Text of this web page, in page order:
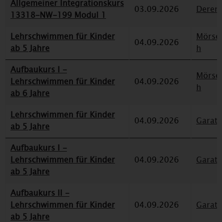
Allgemeiner Integrationskurs
13318-NW-199 Modul 1
03.09.2026
Lehrschwimmen für Kinder
ab 5 Jahre
04.09.2026
h
Aufbaukurs I -
Lehrschwimmen für Kinder
ab 6 Jahre
04.09.2026
h
Lehrschwimmen für Kinder
ab 5 Jahre
04.09.2026 Garath
Aufbaukurs I -
Lehrschwimmen für Kinder
ab 5 Jahre
04.09.2026 Garath
Aufbaukurs II -
Lehrschwimmen für Kinder
ab 5 Jahre
04.09.2026 Garath